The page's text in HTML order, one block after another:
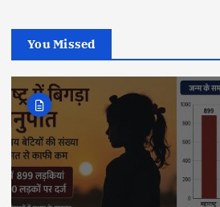
You Missed